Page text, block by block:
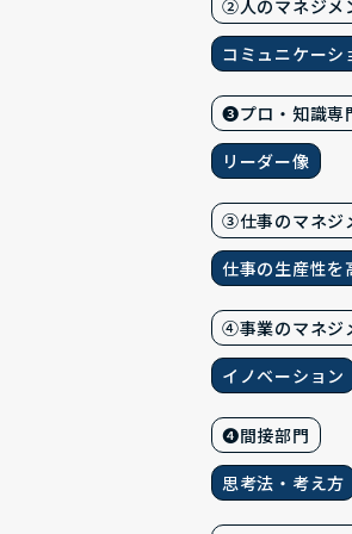
②人のマネジメ
コミュニケーシ
❸プロ・知識専
リーダー像
③仕事のマネジ
仕事の生産性を
④事業のマネジ
イノベーション
❹間接部門
思考法・考え方